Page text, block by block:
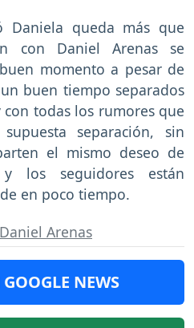
Daniela queda más que
con Daniel Arenas se
momento a pesar de
buen tiempo separados
todas los rumores que
separación, sin
el mismo deseo de
los seguidores están
en poco tiempo.
Daniel Arenas
NEWS